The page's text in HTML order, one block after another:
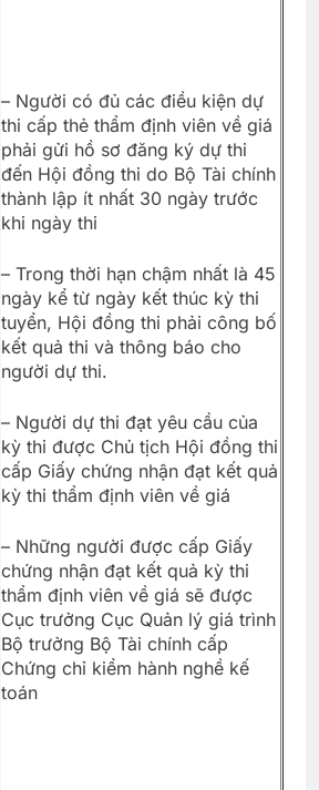
– Người có đủ các điều kiện dự
thi cấp thẻ thẩm định viên về giá
phải gửi hồ sơ đăng ký dự thi
đến Hội đồng thi do Bộ Tài chính
thành lập ít nhất 30 ngày trước
khi ngày thi
– Trong thời hạn chậm nhất là 45
ngày kể từ ngày kết thúc kỳ thi
tuyển, Hội đồng thi phải công bố
kết quả thi và thông báo cho
người dự thi.
– Người dự thi đạt yêu cầu của
kỳ thi được Chủ tịch Hội đồng thi
cấp Giấy chứng nhận đạt kết quả
kỳ thi thẩm định viên về giá
– Những người được cấp Giấy
chứng nhận đạt kết quả kỳ thi
thẩm định viên về giá sẽ được
Cục trưởng Cục Quản lý giá trình
Bộ trưởng Bộ Tài chính cấp
Chứng chỉ kiểm hành nghề kế
toán